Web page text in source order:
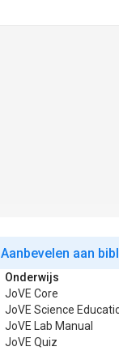
Aanbevelen aan
Onderwijs
JoVE Core
JoVE Science
JoVE Lab Manual
JoVE Quiz